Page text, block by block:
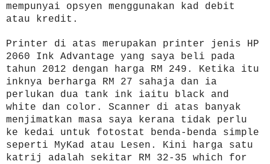
mempunyai opsyen menggunakan kad debit
atau kredit.
Printer di atas merupakan printer jenis HP
2060 Ink Advantage yang saya beli pada
tahun 2012 dengan harga RM 249. Ketika itu
inknya berharga RM 27 sahaja dan ia
perlukan dua tank ink iaitu black and
white dan color. Scanner di atas banyak
menjimatkan masa saya kerana tidak perlu
ke kedai untuk fotostat benda-benda simple
seperti MyKad atau Lesen. Kini harga satu
katrij adalah sekitar RM 32-35 which for